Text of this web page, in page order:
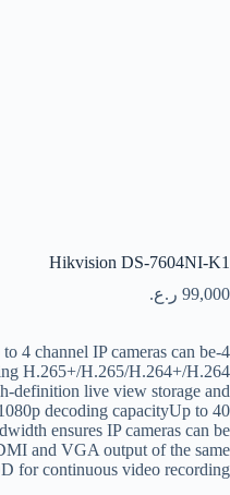
Hikvision DS-7604NI-K1
99,000 ر.ع.
4 channel IP cameras can be
H.265+/H.265/H.264+/H.264
definition live view storage and
decoding capacityUp to 40
ensures IP cameras can be
and VGA output of the same
for continuous video recording